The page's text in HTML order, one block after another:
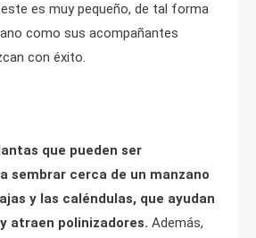
es muy pequeño, de tal forma
como sus acompañantes
con éxito.
que pueden ser
sembrar cerca de un manzano
y las caléndulas, que ayudan
atraen polinizadores. Además,